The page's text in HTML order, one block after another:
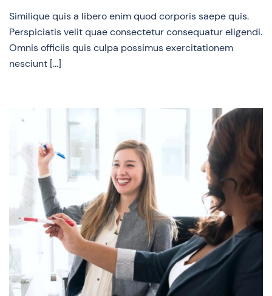
Similique quis a libero enim quod corporis saepe quis.
Perspiciatis velit quae consectetur consequatur eligendi.
Omnis officiis quis culpa possimus exercitationem
nesciunt […]